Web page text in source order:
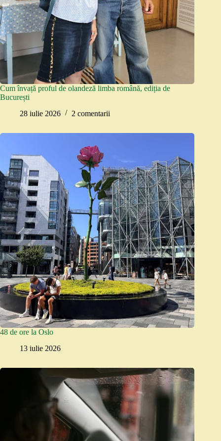
Cum învață proful de olandeză limba română, ediția de
București
28 iulie 2026
2 comentarii
48 de ore la Oslo
13 iulie 2026